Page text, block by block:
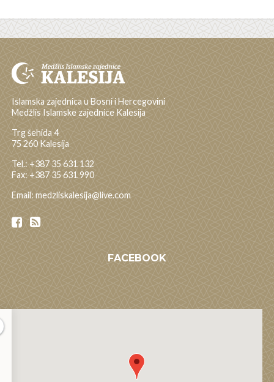
Islamska zajednica u Bosni i Hercegovini
Medžlis Islamske zajednice Kalesija
Trg šehida 4
75 260 Kalesija
Tel.: +387 35 631 132
Fax: +387 35 631 990
Email: medzliskalesija@live.com
FACEBOOK